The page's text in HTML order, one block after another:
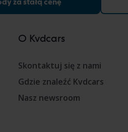
O Kvdcars
Skontaktuj się z nami
Gdzie znaleźć Kvdcars
Nasz newsroom